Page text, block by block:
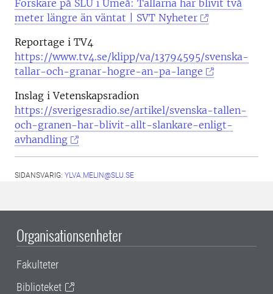
Forskare på SLU i Umeå: Tallarna har blivit två
meter längre än väntat | SVT Nyheter
Reportage i TV4
https://www.tv4.se/klipp/va/13794595/svenska-
tallar-och-granar-hogre-an-pa-lange
Inslag i Vetenskapsradion
https://sverigesradio.se/artikel/svenska-tallen-
och-granen-har-blivit-allt-slankare-enligt-
avhandling
SIDANSVARIG: YLVA.MELIN@SLU.SE
Organisationsenheter
Fakulteter
Biblioteket